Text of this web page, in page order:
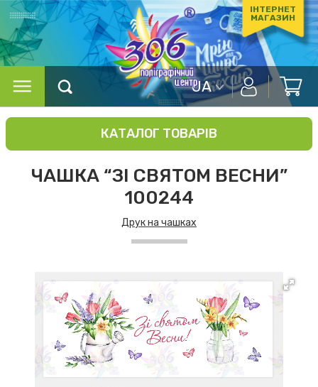
ІНТЕРНЕТ
МАГАЗИН
UA
КАТАЛОГ ТОВАРІВ
ЧАШКА “ЗІ СВЯТОМ ВЕСНИ”
100244
Друк на чашках